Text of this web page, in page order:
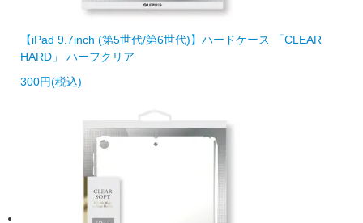
【iPad 9.7inch (第5世代/第6世代)】ハードケース 「CLEAR
HARD」 ハーフクリア
300円(税込)